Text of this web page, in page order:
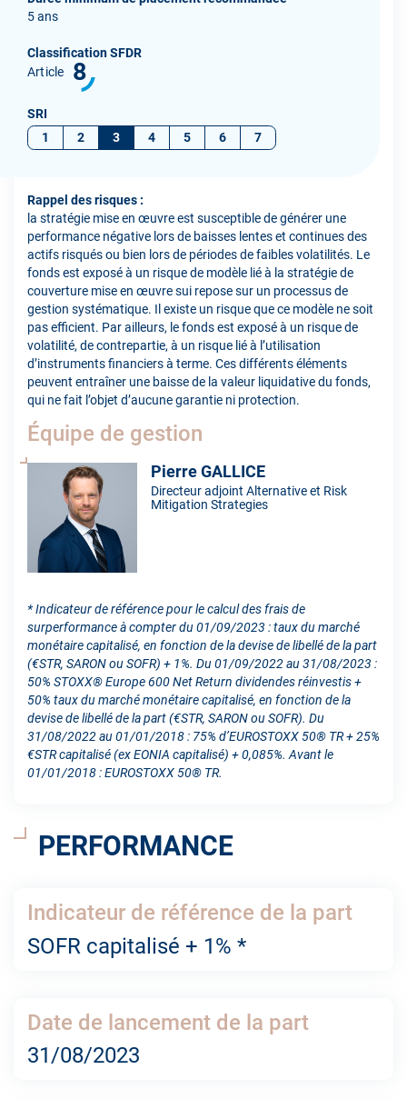
5 ans
Classification SFDR
Article
8
SRI
1
2 3 4 5 6 7
Rappel des risques :
la stratégie mise en œuvre est susceptible de générer une
performance négative lors de baisses lentes et continues des
actifs risqués ou bien lors de périodes de faibles volatilités. Le
fonds est exposé à un risque de modèle lié à la stratégie de
couverture mise en œuvre sui repose sur un processus de
gestion systématique. Il existe un risque que ce modèle ne soit
pas efficient. Par ailleurs, le fonds est exposé à un risque de
volatilité, de contrepartie, à un risque lié à l’utilisation
d’instruments financiers à terme. Ces différents éléments
peuvent entraîner une baisse de la valeur liquidative du fonds,
qui ne fait l’objet d’aucune garantie ni protection.
Équipe de gestion
Pierre GALLICE
Directeur adjoint Alternative et Risk
Mitigation Strategies
* Indicateur de référence pour le calcul des frais de
surperformance à compter du 01/09/2023 : taux du marché
monétaire capitalisé, en fonction de la devise de libellé de la part
(€STR, SARON ou SOFR) + 1%. Du 01/09/2022 au 31/08/2023 :
50% STOXX® Europe 600 Net Return dividendes réinvestis +
50% taux du marché monétaire capitalisé, en fonction de la
devise de libellé de la part (€STR, SARON ou SOFR). Du
31/08/2022 au 01/01/2018 : 75% d’EUROSTOXX 50® TR + 25%
€STR capitalisé (ex EONIA capitalisé) + 0,085%. Avant le
01/01/2018 : EUROSTOXX 50® TR.
PERFORMANCE
Indicateur de référence de la part
SOFR capitalisé + 1% *
Date de lancement de la part
31/08/2023